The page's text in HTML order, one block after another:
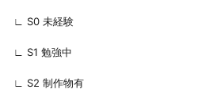
∟ S0 未経験
∟ S1 勉強中
∟ S2 制作物有